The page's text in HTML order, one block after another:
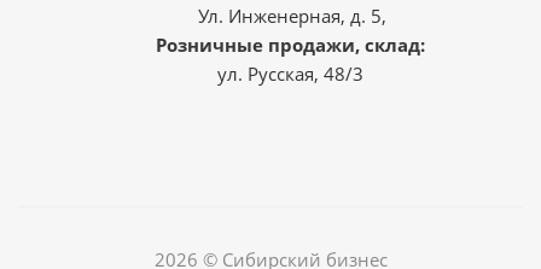
Ул. Инженерная, д. 5,
Розничные продажи, склад:
ул. Русская, 48/3
2026 © Сибирский бизнес